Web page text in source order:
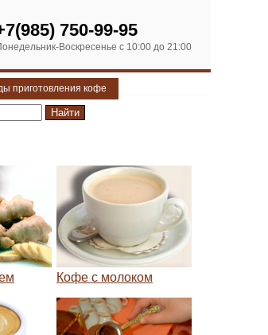
750-99-95
Воскресенье с 10:00 до 21:00
приготовления кофе
Кофе с молоком